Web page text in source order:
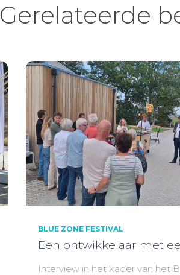
Gerelateerde
BLUE ZONE FESTIVAL
Een ontwikkelaar met
Interview in het kader van het